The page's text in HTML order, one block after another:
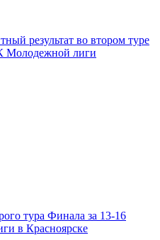
результат во втором туре
Молодежной лиги
тура Финала за 13-16
в Красноярске